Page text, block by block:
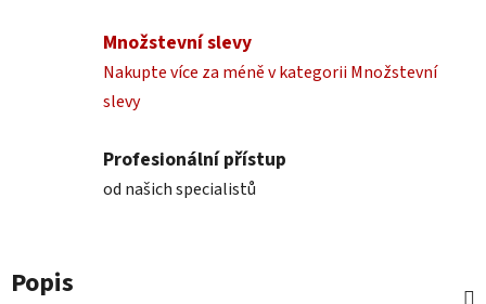
Množstevní slevy
Nakupte více za méně v kategorii Množstevní
slevy
Profesionální přístup
od našich specialistů
Popis